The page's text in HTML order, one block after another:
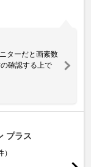
ターだと画素数
確認する上で
プラス
）